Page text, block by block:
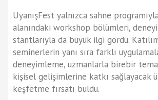
UyanışFest yalnızca sahne
alanındaki workshop bölümleri,
stantlarıyla da büyük ilgi gördü.
seminerlerin yanı sıra farklı
deneyimleme, uzmanlarla birebir
kişisel gelişimlerine katkı sağlayacak
keşfetme fırsatı buldu.